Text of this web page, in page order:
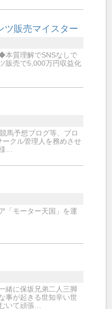
ツ販売マイスター
質理解でSNSなしで
販売で5,000万円収益化
馬予想ブログ等、ブロ
クル管理人を務めさせ
…
「モーター天国」を運
緒に保坂兄弟二人三脚
事が起きる世知辛い世
いて頑張…